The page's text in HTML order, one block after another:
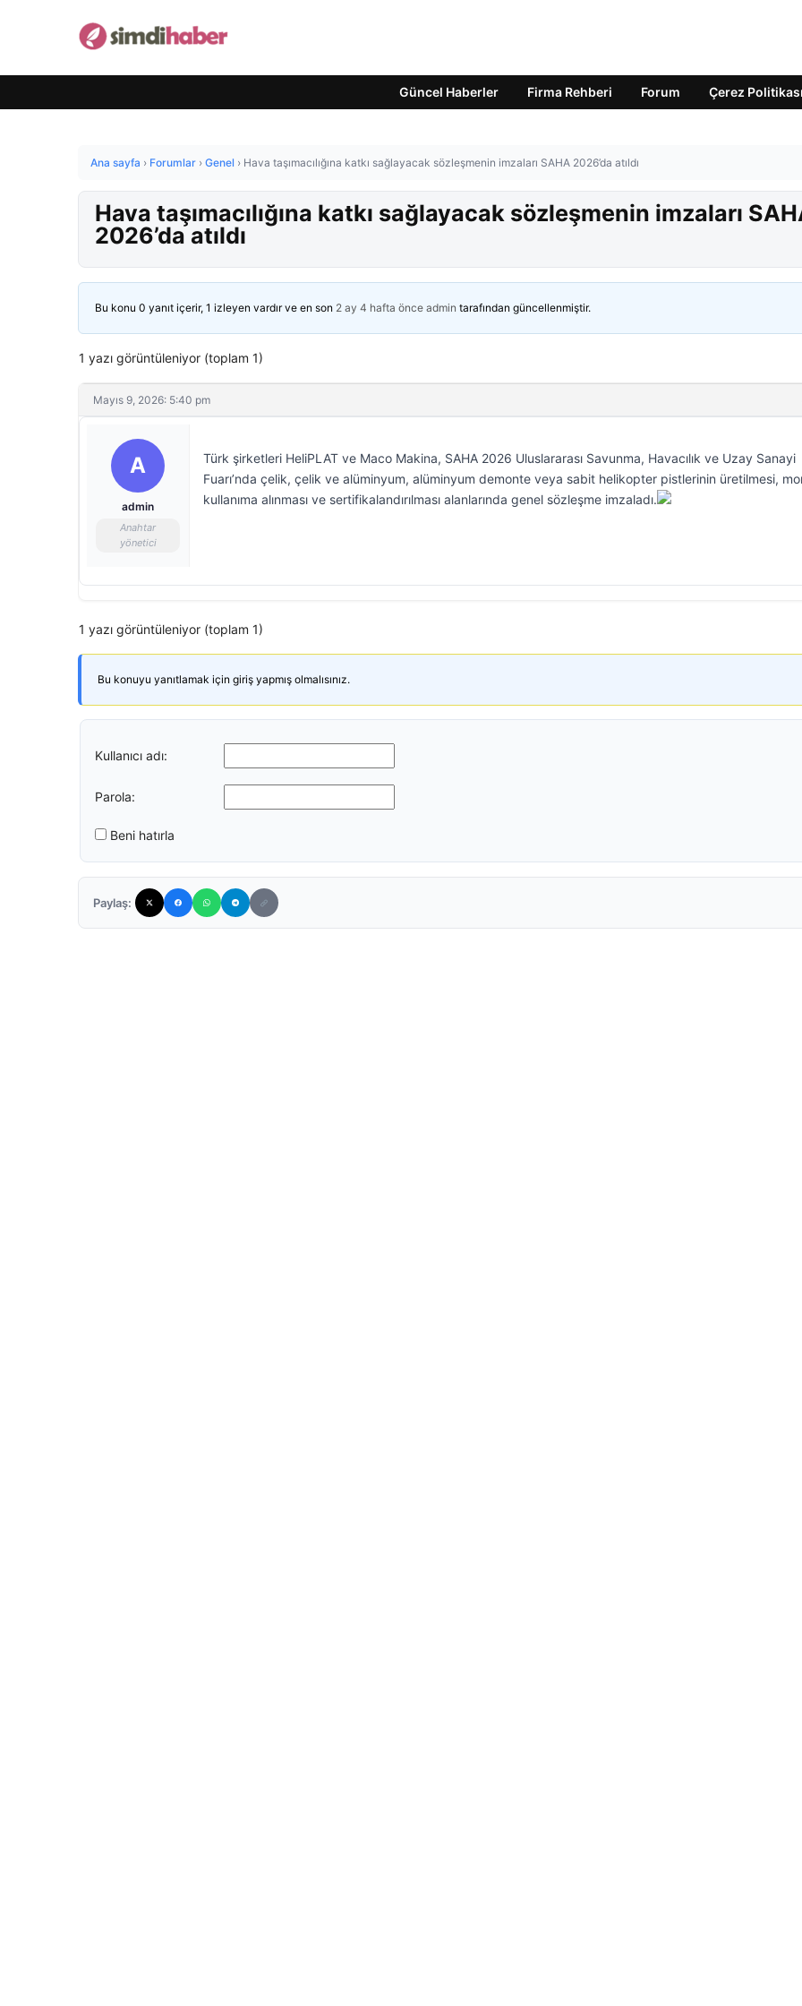
Güncel Haberler Firma Rehberi Forum Çerez Politikası
Ana sayfa › Forumlar › Genel › Hava taşımacılığına katkı sağlayacak sözleşmenin imzaları SAHA 2026’da atıldı
Hava taşımacılığına katkı sağlayacak sözleşmenin imzaları
2026’da atıldı
Bu konu 0 yanıt içerir, 1 izleyen vardır ve en son 2 ay 4 hafta önce admin tarafından güncellenmiştir.
1 yazı görüntüleniyor (toplam 1)
Mayıs 9, 2026: 5:40 pm
A
admin
Anahtar
yönetici
Türk şirketleri HeliPLAT ve Maco Makina, SAHA 2026 Uluslararası Savunma, Havacılık ve Uzay Sanayi
Fuarı’nda çelik, çelik ve alüminyum, alüminyum demonte veya sabit helikopter pistlerinin üretilmesi,
kullanıma alınması ve sertifikalandırılması alanlarında genel sözleşme imzaladı.
1 yazı görüntüleniyor (toplam 1)
Bu konuyu yanıtlamak için giriş yapmış olmalısınız.
Kullanıcı adı:
Parola:
Beni hatırla
Paylaş: